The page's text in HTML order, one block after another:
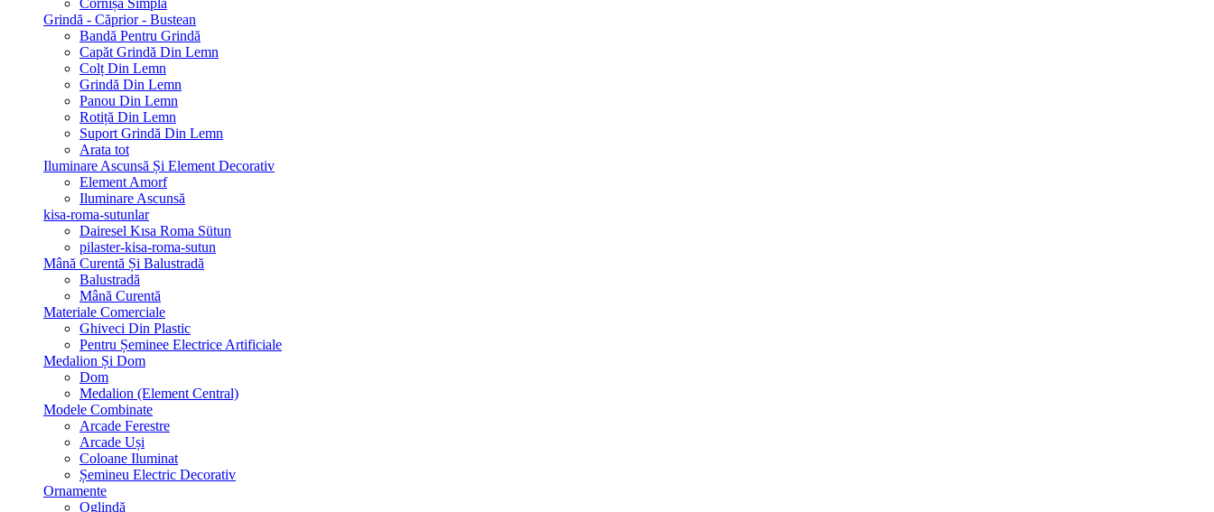
Cornișă Simplă
Grindă - Căprior - Bustean
Bandă Pentru Grindă
Capăt Grindă Din Lemn
Colț Din Lemn
Grindă Din Lemn
Panou Din Lemn
Rotiță Din Lemn
Suport Grindă Din Lemn
Arata tot
Iluminare Ascunsă Și Element Decorativ
Element Amorf
Iluminare Ascunsă
kisa-roma-sutunlar
Dairesel Kısa Roma Sütun
pilaster-kisa-roma-sutun
Mână Curentă Și Balustradă
Balustradă
Mână Curentă
Materiale Comerciale
Ghiveci Din Plastic
Pentru Șeminee Electrice Artificiale
Medalion Și Dom
Dom
Medalion (Element Central)
Modele Combinate
Arcade Ferestre
Arcade Uși
Coloane Iluminat
Șemineu Electric Decorativ
Ornamente
Oglindă